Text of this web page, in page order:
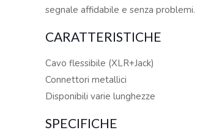
segnale affidabile e senza problemi.
CARATTERISTICHE
Cavo flessibile (XLR+Jack)
Connettori metallici
Disponibili varie lunghezze
SPECIFICHE